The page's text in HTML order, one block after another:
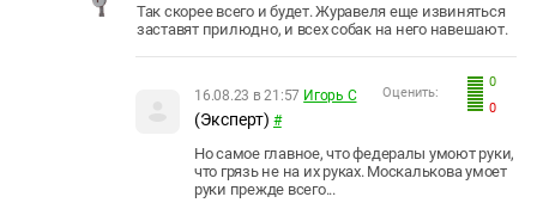
Так скорее всего и будет. Журавеля еще извиняться
заставят прилюдно, и всех собак на него навешают.
0
0
Оценить:
16.08.23 в 21:57 Игорь С
(Эксперт) #
Но самое главное, что федералы умоют руки,
что грязь не на их руках. Москалькова умоет
руки прежде всего...